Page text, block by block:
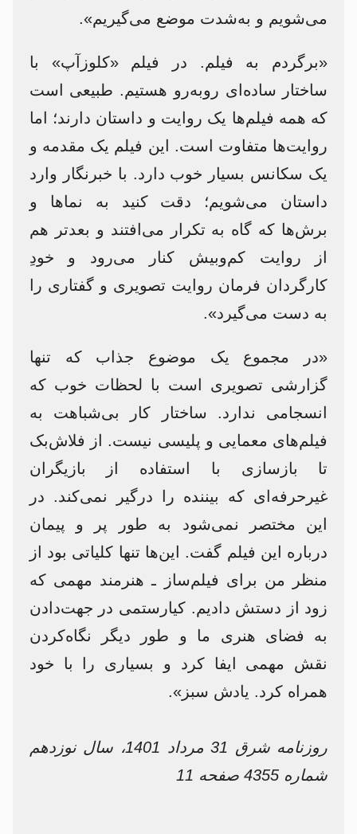
می‌شویم و به‌شدت موضع می‌گیریم».
«برگردم به فیلم. در فیلم «کلوزآپ» با
ساختار ساده‌ای روبه‌رو هستیم. طبیعی است
که همه‌ فیلم‌ها یک روایت و داستان دارند؛ اما
روایت‌ها متفاوت است. این فیلم یک مقدمه و
یک سکانس بسیار خوب دارد. با خبرنگار وارد
داستان می‌شویم؛ دقت کنید به نماها و
برش‌ها که گاه به تکرار می‌افتند و بعدتر هم
از روایت کم‌و‌بیش کنار می‌رود و خودِ
کارگردان فرمان روایت تصویری و گفتاری را
به دست می‌گیرد».
«در مجموع یک موضوع جذاب که تنها
گزارشی تصویری است با لحظات خوب که
انسجامی ندارد. ساختار کار بی‌شباهت به
فیلم‌های معمایی و پلیسی نیست. از فلاش‌بک
تا بازسازی با استفاده از بازیگران
غیرحرفه‌ای که بیننده را درگیر نمی‌کند. در
این مختصر نمی‌شود به طور پر و پیمان
درباره این فیلم گفت. این‌ها تنها کلیاتی بود از
منظر من برای فیلم‌ساز ـ هنرمند مهمی که
زود از دستش دادیم. کیارستمی در جهت‌دادن
به فضای هنری ما و طور دیگر نگاه‌کردن
نقش مهمی ایفا کرد و بسیاری را با خود
همراه کرد. یادش سبز».
روزنامه شرق 31 مرداد 1401، سال نوزدهم
شماره 4355 صفحه 11